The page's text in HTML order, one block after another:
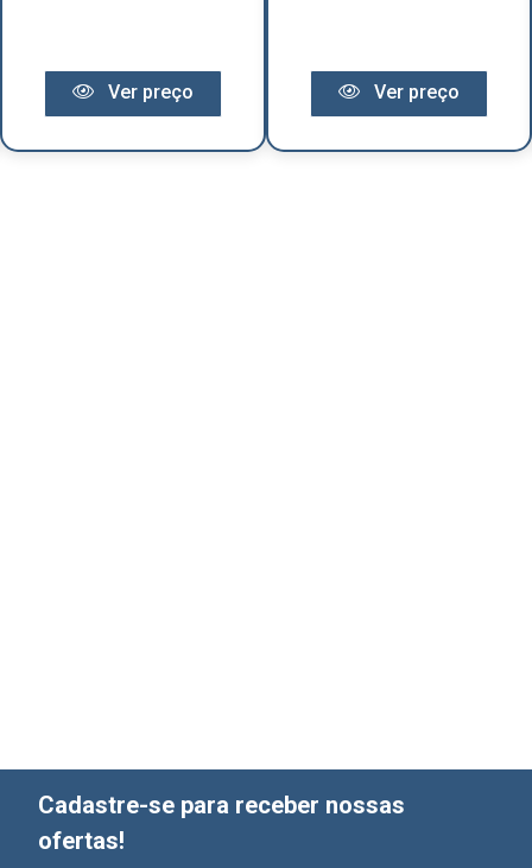
Ver preço Ver preço
Cadastre-se para receber nossas
ofertas!